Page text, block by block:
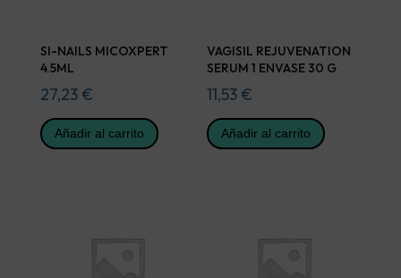
SI-NAILS MICOXPERT
4.5ML
27,23 €
Añadir al carrito
VAGISIL REJUVENATION
SERUM 1 ENVASE 30 G
11,53 €
Añadir al carrito